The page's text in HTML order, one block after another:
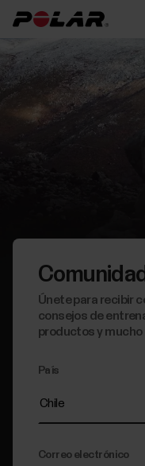
Únete para recibir
consejos de
productos y mucho
País
Correo electrónico